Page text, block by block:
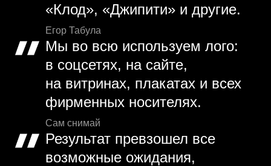
«Клод», «Джипити» и другие.
Егор Табула
Мы во всю используем лого:
в соцсетях, на сайте,
на витринах, плакатах и всех
фирменных носителях.
Сам снимай
Результат превзошел все
возможные ожидания,